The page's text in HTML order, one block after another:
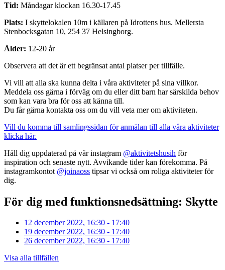
Tid: Måndagar klockan 16.30-17.45
Plats: I skyttelokalen 10m i källaren på Idrottens hus. Mellersta
Stenbocksgatan 10, 254 37 Helsingborg.
Ålder: 12-20 år
Observera att det är ett begränsat antal platser per tillfälle.
Vi vill att alla ska kunna delta i våra aktiviteter på sina villkor.
Meddela oss gärna i förväg om du eller ditt barn har särskilda behov
som kan vara bra för oss att känna till.
Du får gärna kontakta oss om du vill veta mer om aktiviteten.
Vill du komma till samlingssidan för anmälan till alla våra aktiviteter
klicka här.
Håll dig uppdaterad på vår instagram @aktivitetshusih för
inspiration och senaste nytt. Avvikande tider kan förekomma. På
instagramkontot @joinaoss tipsar vi också om roliga aktiviteter för
dig.
För dig med funktionsnedsättning: Skytte
12 december 2022, 16:30 - 17:40
19 december 2022, 16:30 - 17:40
26 december 2022, 16:30 - 17:40
Visa alla tillfällen